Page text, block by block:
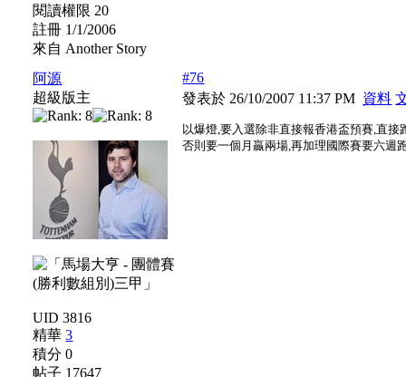
閱讀權限 20
註冊 1/1/2006
來自 Another Story
阿源
超級版主
UID 3816
精華3
積分 0
帖子 17647
#76
發表於 26/10/2007 11:37 PM 資料
以爆燈,要入選除非直接報香港盃預賽,直接
否則要一個月贏兩場,再加理國際賽要六週